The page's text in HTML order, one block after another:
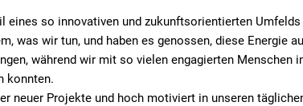
eines so innovativen und zukunftsorientierten Umfelds
was wir tun, und haben es genossen, diese Energie
während wir mit so vielen engagierten Menschen
konnten.
neuer Projekte und hoch motiviert in unseren